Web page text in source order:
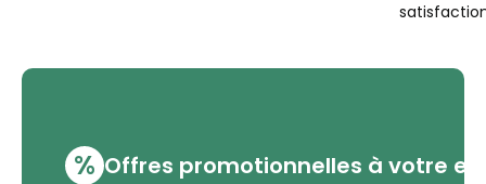
% Offres promotionnelles à votre